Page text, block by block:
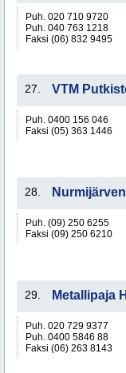
Puh. 020 710 9720
Puh. 040 763 1218
Faksi (06) 832 9495
27. VTM
Puh. 0400 156 046
Faksi (05) 363 1446
28.
Puh. (09) 250 6255
Faksi (09) 250 6210
29. Metallipaja
Puh. 020 729 9377
Puh. 0400 5846 88
Faksi (06) 263 8143